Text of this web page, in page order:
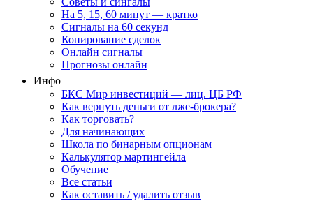
На 5, 15, 60 минут — кратко
Сигналы на 60 секунд
Копирование сделок
Онлайн сигналы
Прогнозы онлайн
Инфо
БКС Мир инвестиций — лиц. ЦБ РФ
Как вернуть деньги от лже-брокера?
Как торговать?
Для начинающих
Школа по бинарным опционам
Калькулятор мартингейла
Обучение
Все статьи
Как оставить / удалить отзыв